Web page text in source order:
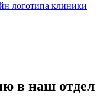
логотипа клиники
в наш отдел